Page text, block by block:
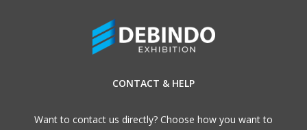
CONTACT & HELP
Want to contact us directly? Choose how you want to